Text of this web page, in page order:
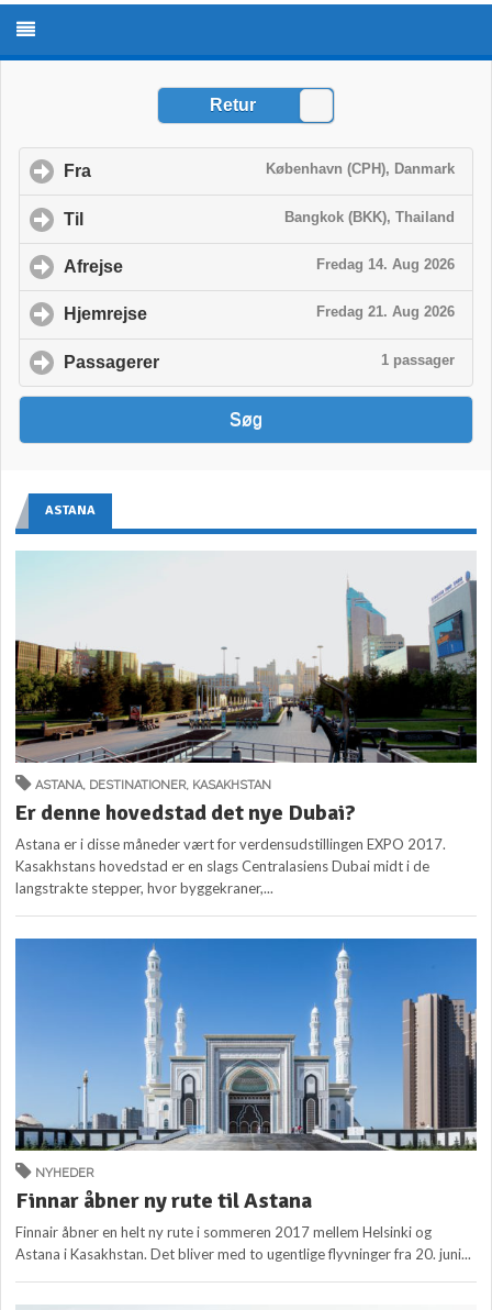
ASTANA
ASTANA, DESTINATIONER, KASAKHSTAN
Er denne hovedstad det nye Dubai?
Astana er i disse måneder vært for verdensudstillingen EXPO 2017.
Kasakhstans hovedstad er en slags Centralasiens Dubai midt i de
langstrakte stepper, hvor byggekraner,...
NYHEDER
Finnar åbner ny rute til Astana
Finnair åbner en helt ny rute i sommeren 2017 mellem Helsinki og
Astana i Kasakhstan. Det bliver med to ugentlige flyvninger fra 20. juni...